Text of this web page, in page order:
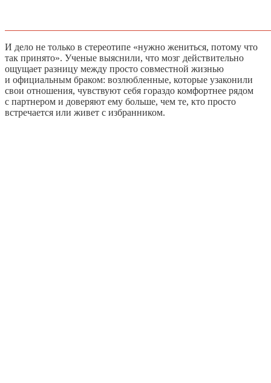
И дело не только в стереотипе «нужно жениться, потому что
так принято». Ученые выяснили, что мозг действительно
ощущает разницу между просто совместной жизнью
и официальным браком: возлюбленные, которые узаконили
свои отношения, чувствуют себя гораздо комфортнее рядом
с партнером и доверяют ему больше, чем те, кто просто
встречается или живет с избранником.